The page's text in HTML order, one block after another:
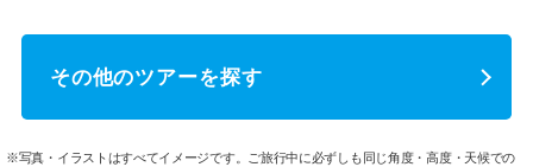
その他のツアーを探す
※写真・イラストはすべてイメージです。ご旅行中に必ずしも同じ角度・高度・天候での